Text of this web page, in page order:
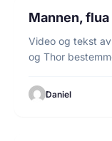
FISKE
Mannen,
Video og tekst
og Thor
Daniel